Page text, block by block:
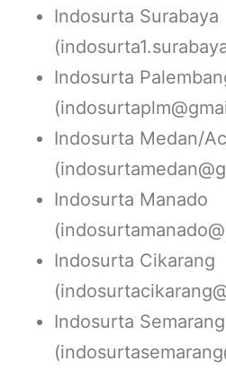
Indosurta Surabaya
Indosurta
Indosurta Medan/
Indosurta Manado
Indosurta Cikarang
Indosurta Semarang